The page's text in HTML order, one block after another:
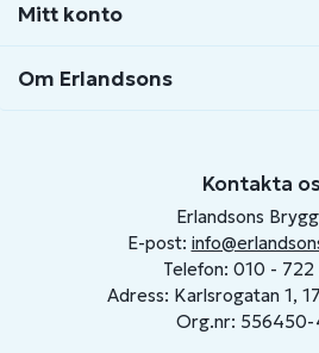
Mitt konto
Om Erlandsons
Kontakta
Erlandsons
E-post:
Telefon: 010 -
Adress: Karlsrogatan 1,
Org.nr: 556450-